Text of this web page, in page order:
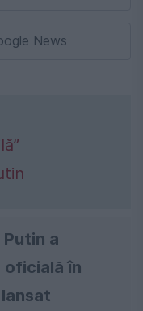
News
a
oficială în